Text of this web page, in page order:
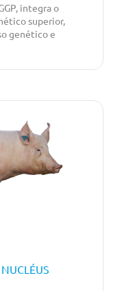
integra o
superior,
genético e
em que a
baseada na